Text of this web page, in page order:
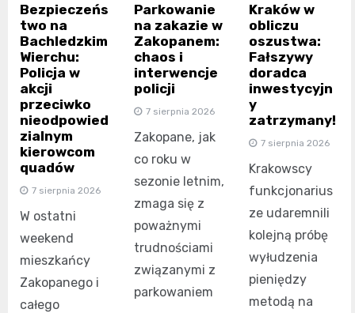
Bezpieczeńs
two na
Bachledzkim
Wierchu:
Policja w
akcji
przeciwko
nieodpowied
zialnym
kierowcom
quadów
7 sierpnia 2026
W ostatni
weekend
mieszkańcy
Zakopanego i
całego
Parkowanie
na zakazie w
Zakopanem:
chaos i
interwencje
policji
7 sierpnia 2026
Zakopane, jak
co roku w
sezonie letnim,
zmaga się z
poważnymi
trudnościami
związanymi z
parkowaniem
Kraków w
obliczu
oszustwa:
Fałszywy
doradca
inwestycyjn
y
zatrzymany!
7 sierpnia 2026
Krakowscy
funkcjonarius
ze udaremnili
kolejną próbę
wyłudzenia
pieniędzy
metodą na